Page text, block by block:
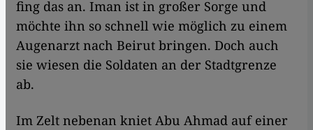
fing das an. Iman ist in großer Sorge und
möchte ihn so schnell wie möglich zu einem
Augenarzt nach Beirut bringen. Doch auch
sie wiesen die Soldaten an der Stadtgrenze
ab.
Im Zelt nebenan kniet Abu Ahmad auf einer